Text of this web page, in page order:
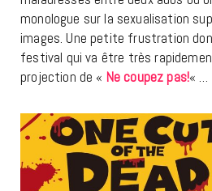
monologue sur la sexualisation
images. Une petite frustration
festival qui va être très
projection de « Ne coupez pas!« …